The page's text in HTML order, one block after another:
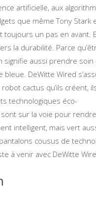
artificielle, aux
que même Tony Stark
toujours un pas en avant.
la durabilité. Parce
signifie aussi prendre soin
DeWitte Wired
cactus qu’ils créent,
technologiques éco-
sur la voie pour
intelligent, mais vert
cousus de
à venir avec DeWitte